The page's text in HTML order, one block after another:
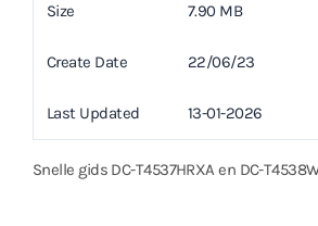
Size 7.90 MB
Create Date 22/06/23
Last Updated 13-01-2026
Snelle gids DC-T4537HRXA en DC-